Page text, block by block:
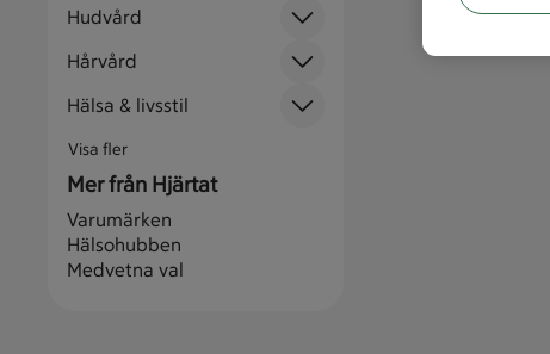
Hudvård
Hårvård
Hälsa & livsstil
Visa fler
Mer från Hjärtat
Varumärken
Hälsohubben
Medvetna val